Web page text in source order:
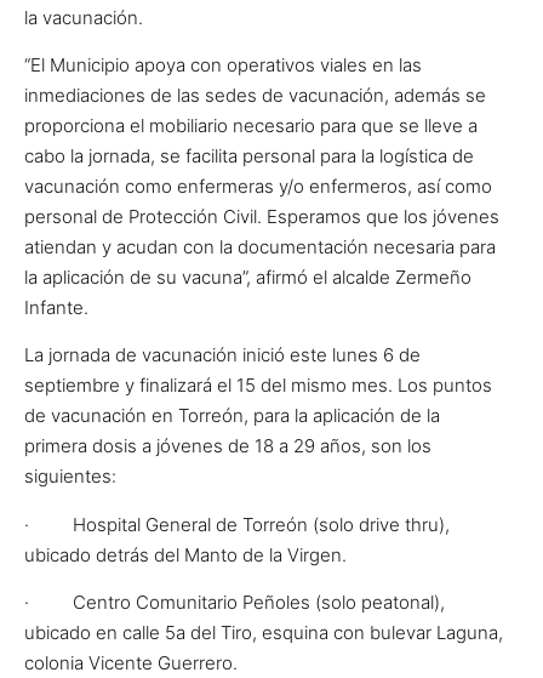
la vacunación.
“El Municipio apoya con operativos viales en las
inmediaciones de las sedes de vacunación, además se
proporciona el mobiliario necesario para que se lleve a
cabo la jornada, se facilita personal para la logística de
vacunación como enfermeras y/o enfermeros, así como
personal de Protección Civil. Esperamos que los jóvenes
atiendan y acudan con la documentación necesaria para
la aplicación de su vacuna”, afirmó el alcalde Zermeño
Infante.
La jornada de vacunación inició este lunes 6 de
septiembre y finalizará el 15 del mismo mes. Los puntos
de vacunación en Torreón, para la aplicación de la
primera dosis a jóvenes de 18 a 29 años, son los
siguientes:
· Hospital General de Torreón (solo drive thru),
ubicado detrás del Manto de la Virgen.
· Centro Comunitario Peñoles (solo peatonal),
ubicado en calle 5a del Tiro, esquina con bulevar Laguna,
colonia Vicente Guerrero.